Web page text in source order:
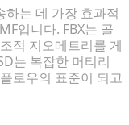
는 데 가장 효과적
입니다. FBX는 골
적 지오메트리를 게
는 복잡한 머티리
로우의 표준이 되고